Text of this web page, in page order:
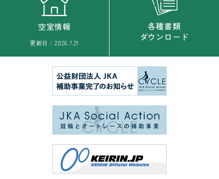
空室情報
更新日： 2026.7.21
各種書類
ダウンロード